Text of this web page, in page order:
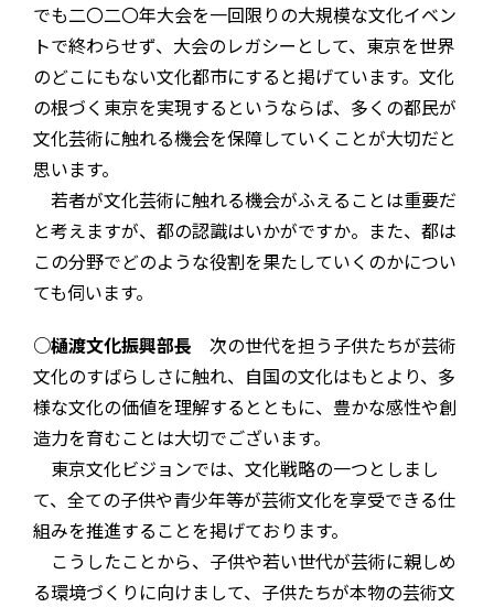
でも二〇二〇年大会を一回限りの大規模な文化イベン
トで終わらせず、大会のレガシーとして、東京を世界
のどこにもない文化都市にすると掲げています。文化
の根づく東京を実現するというならば、多くの都民が
文化芸術に触れる機会を保障していくことが大切だと
思います。
若者が文化芸術に触れる機会がふえることは重要だ
と考えますが、都の認識はいかがですか。また、都は
この分野でどのような役割を果たしていくのかについ
ても伺います。
○樋渡文化振興部長 次の世代を担う子供たちが芸術
文化のすばらしさに触れ、自国の文化はもとより、多
様な文化の価値を理解するとともに、豊かな感性や創
造力を育むことは大切でございます。
東京文化ビジョンでは、文化戦略の一つとしまし
て、全ての子供や青少年等が芸術文化を享受できる仕
組みを推進することを掲げております。
こうしたことから、子供や若い世代が芸術に親しめ
る環境づくりに向けまして、子供たちが本物の芸術文